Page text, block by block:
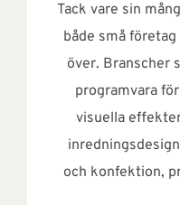
Tack vare sin
både små
över. Branscher
programvara
visuella
och konfektion,